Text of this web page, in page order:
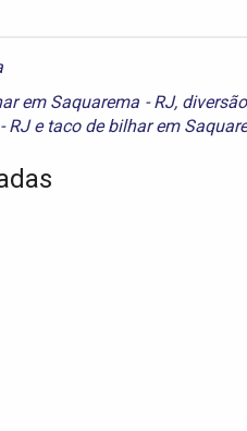
em Saquarema - RJ,
RJe taco de bilhar em